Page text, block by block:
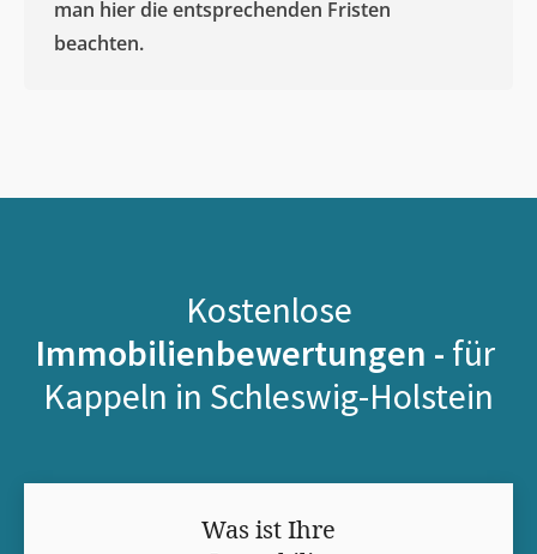
man hier die entsprechenden Fristen
beachten.
Kostenlose
Immobilienbewertungen - für
Kappeln in Schleswig-Holstein
Was ist Ihre